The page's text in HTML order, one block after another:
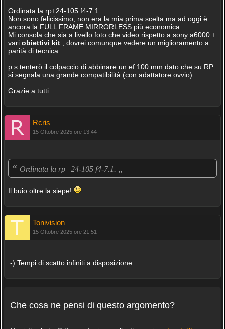
Ordinata la rp+24-105 f4-7.1.
Non sono felicissimo, non era la mia prima scelta ma ad oggi è
ancora la FULL FRAME MIRRORLESS più economica.
Mi consola che sia a livello foto che video rispetto a sony a6000 +
vari obiettivi kit, dovrei comunque vedere un miglioramento a
parità di tecnica.
p.s tenterò il colpaccio di abbinare un ef 100 mm dato che su RP
si segnala una grande compatibilità (con adattatore ovvio).
Grazie a tutti.
Rcris
15 Ottobre 2025 ore 13:44
“ Ordinata la rp+24-105 f4-7.1. „
Il buio oltre la siepe!
Tonivision
15 Ottobre 2025 ore 21:51
:-) Tempi di scatto infiniti a disposizione
Che cosa ne pensi di questo argomento?